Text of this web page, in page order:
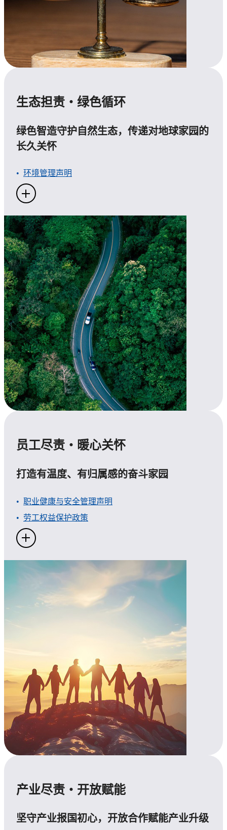
生态担责・绿色循环
绿色智造守护自然生态，传递对地球家园的
长久关怀
环境管理声明
员工尽责・暖心关怀
打造有温度、有归属感的奋斗家园
职业健康与安全管理声明
劳工权益保护政策
产业尽责・开放赋能
坚守产业报国初心，开放合作赋能产业升级